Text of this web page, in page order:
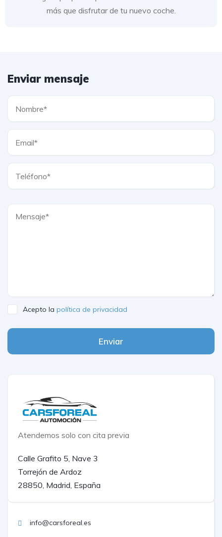
más que disfrutar de tu nuevo coche.
Enviar mensaje
Acepto la política de privacidad
Enviar
Atendemos solo con cita previa
Calle Grafito 5, Nave 3
Torrejón de Ardoz
28850, Madrid, España
info@carsforeal.es